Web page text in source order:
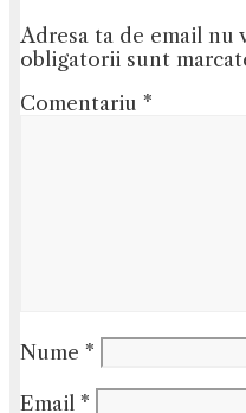
Adresa ta de email nu
obligatorii sunt
Comentariu *
Nume *
Email *